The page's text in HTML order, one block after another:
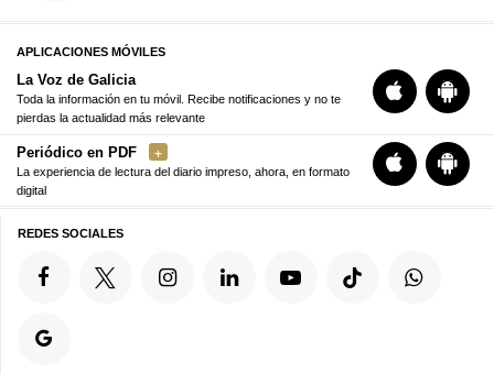
APLICACIONES MÓVILES
La Voz de Galicia
Toda la información en tu móvil. Recibe notificaciones y no te
pierdas la actualidad más relevante
Periódico en PDF
La experiencia de lectura del diario impreso, ahora, en formato
digital
REDES SOCIALES